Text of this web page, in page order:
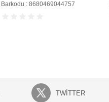
Barkodu : 8680469044757
TWITTER